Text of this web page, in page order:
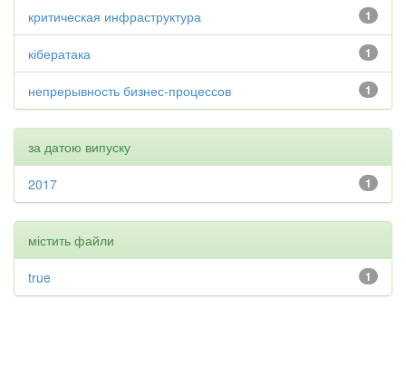
1
критическая инфраструктура
1
кібератака
1
непрерывность бизнес-процессов
за датою випуску
1
2017
містить файли
1
true